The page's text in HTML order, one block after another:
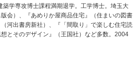
学専攻博士課程満期退学。工学博士。埼玉大
会）、『あめりか屋商品住宅』（住まいの図書
河出書房新社）、『「間取り」で楽しむ住宅読
とそのデザイン』（王国社）など多数。2004